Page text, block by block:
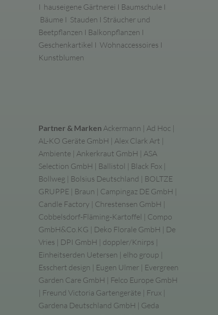
I hauseigene Gärtnerei I Baumschule I
Bäume I Stauden I Sträucher und
Beetpflanzen I Balkonpflanzen I
Geschenkartikel I Wohnaccessoires I
Kunstblumen
Partner & Marken Ackermann | Ad Hoc |
AL-KO Geräte GmbH | Alex Clark Art |
Ambiente | Ankerkraut GmbH | ASA
Selection GmbH | Ballistol | Black Fox |
Bollweg | Bolsius Deutschland | BOLTZE
GRUPPE | Braun | Campingaz DE GmbH |
Candle Factory | Chrestensen GmbH |
Cobbelsdorf-Fläming-Kartoffel | Compo
GmbH&Co.KG | Deko Florale GmbH | De
Vries | DPI GmbH | doppler/Knirps |
Einheitserden Uetersen | elho group |
Esschert design | Eugen Ulmer | Evergreen
Garden Care GmbH | Felco Europe GmbH
| Freund Victoria Gartengeräte | Frux |
Gardena Deutschland GmbH | Geda